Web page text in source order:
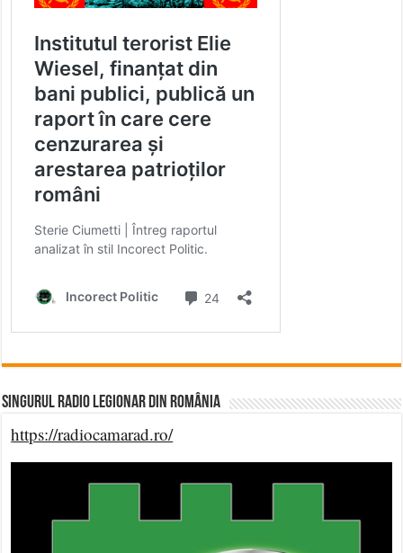
Singurul Radio Legionar din România
https://radiocamarad.ro/